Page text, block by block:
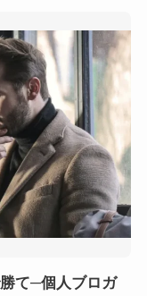
て─個人ブロガ